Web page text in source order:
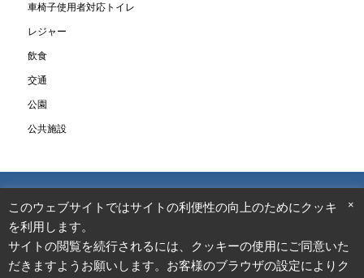
車椅子使用者対応トイレ
レジャー
飲食
交通
公園
公共施設
×
このウェブサイトではサイトの利便性の向上のためにクッキー
を利用します。
サイトの閲覧を続行されるには、クッキーの使用にご同意いた
だきますようお願いします。お客様のブラウザの設定によりク